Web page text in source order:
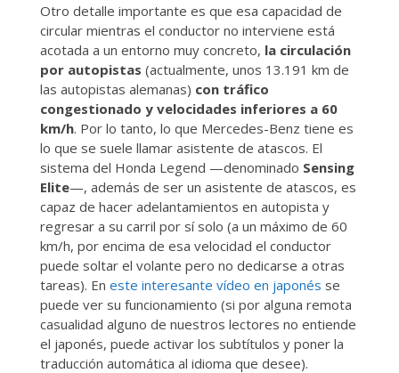
Otro detalle importante es que esa capacidad de
circular mientras el conductor no interviene está
acotada a un entorno muy concreto, la circulación
por autopistas (actualmente, unos 13.191 km de
las autopistas alemanas) con tráfico
congestionado y velocidades inferiores a 60
km/h. Por lo tanto, lo que Mercedes-Benz tiene es
lo que se suele llamar asistente de atascos. El
sistema del Honda Legend —denominado Sensing
Elite—, además de ser un asistente de atascos, es
capaz de hacer adelantamientos en autopista y
regresar a su carril por sí solo (a un máximo de 60
km/h, por encima de esa velocidad el conductor
puede soltar el volante pero no dedicarse a otras
tareas). En este interesante vídeo en japonés se
puede ver su funcionamiento (si por alguna remota
casualidad alguno de nuestros lectores no entiende
el japonés, puede activar los subtítulos y poner la
traducción automática al idioma que desee).